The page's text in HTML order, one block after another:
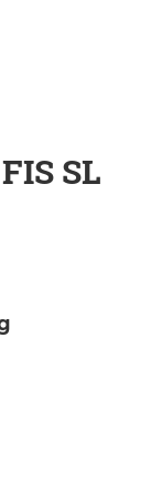
SL